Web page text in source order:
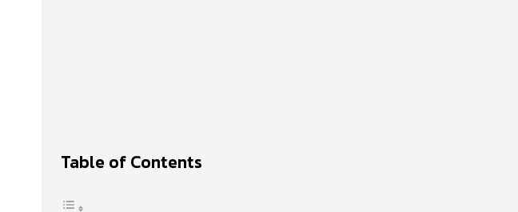
Table of Contents